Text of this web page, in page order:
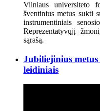
Vilniaus universiteto
šventinius metus sukti
instrumentiniais
Reprezentatyvųjį
sąrašą.
Jubiliejinius
leidiniais